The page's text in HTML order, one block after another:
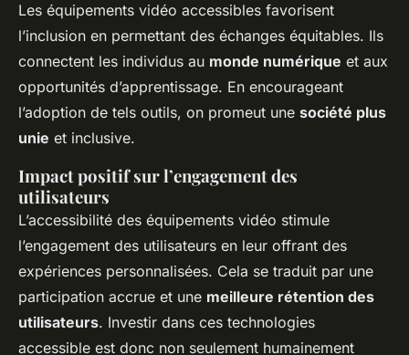
Les équipements vidéo accessibles favorisent
l’inclusion en permettant des échanges équitables. Ils
connectent les individus au monde numérique et aux
opportunités d’apprentissage. En encourageant
l’adoption de tels outils, on promeut une société plus
unie et inclusive.
Impact positif sur l’engagement des
utilisateurs
L’accessibilité des équipements vidéo stimule
l’engagement des utilisateurs en leur offrant des
expériences personnalisées. Cela se traduit par une
participation accrue et une meilleure rétention des
utilisateurs. Investir dans ces technologies
accessible est donc non seulement humainement